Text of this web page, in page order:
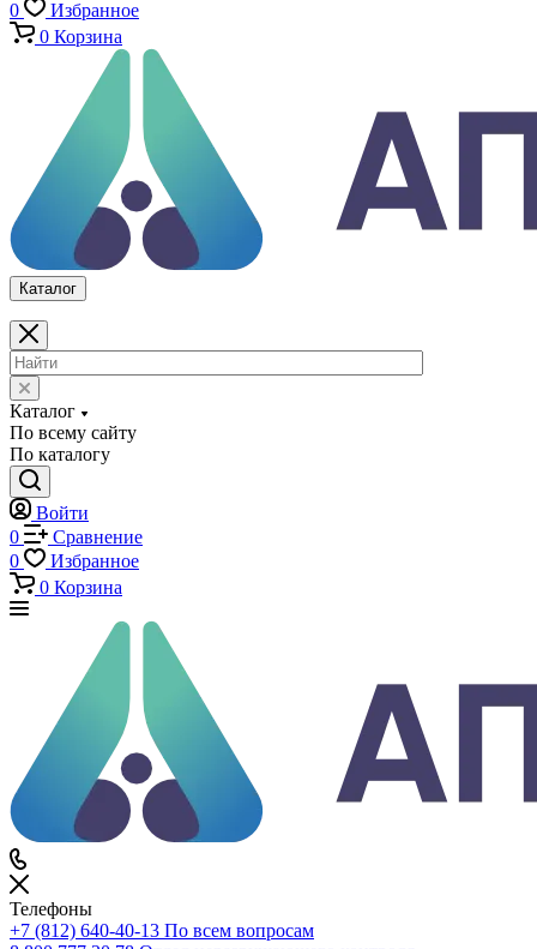
Каталог
По всему сайту
По каталогу
Войти
Сравнение
Избранное
Корзина
Каталог
Каталог
По всему сайту
Войти
Сравнение
Избранное
0
Корзина